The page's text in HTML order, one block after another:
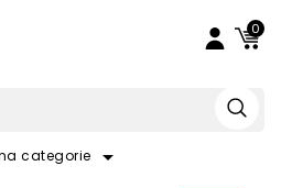
0
categorie arrow_drop_down